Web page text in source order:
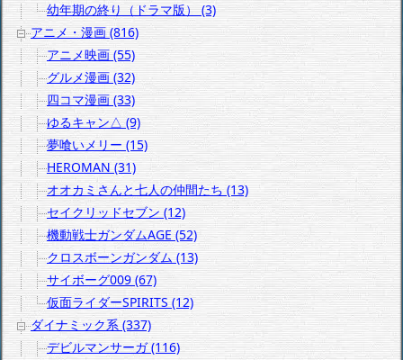
幼年期の終り（ドラマ版） (3)
アニメ・漫画 (816)
アニメ映画 (55)
グルメ漫画 (32)
四コマ漫画 (33)
ゆるキャン△ (9)
夢喰いメリー (15)
HEROMAN (31)
オオカミさんと七人の仲間たち (13)
セイクリッドセブン (12)
機動戦士ガンダムAGE (52)
クロスボーンガンダム (13)
サイボーグ009 (67)
仮面ライダーSPIRITS (12)
ダイナミック系 (337)
デビルマンサーガ (116)